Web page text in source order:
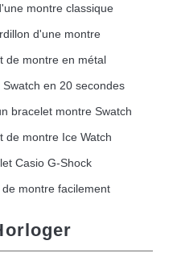
montre classique
d'une montre
de montre en métal
en 20 secondes
bracelet montre Swatch
de montre Ice Watch
Casio G-Shock
montre facilement